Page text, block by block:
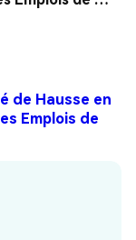
de Hausse en
Emplois de